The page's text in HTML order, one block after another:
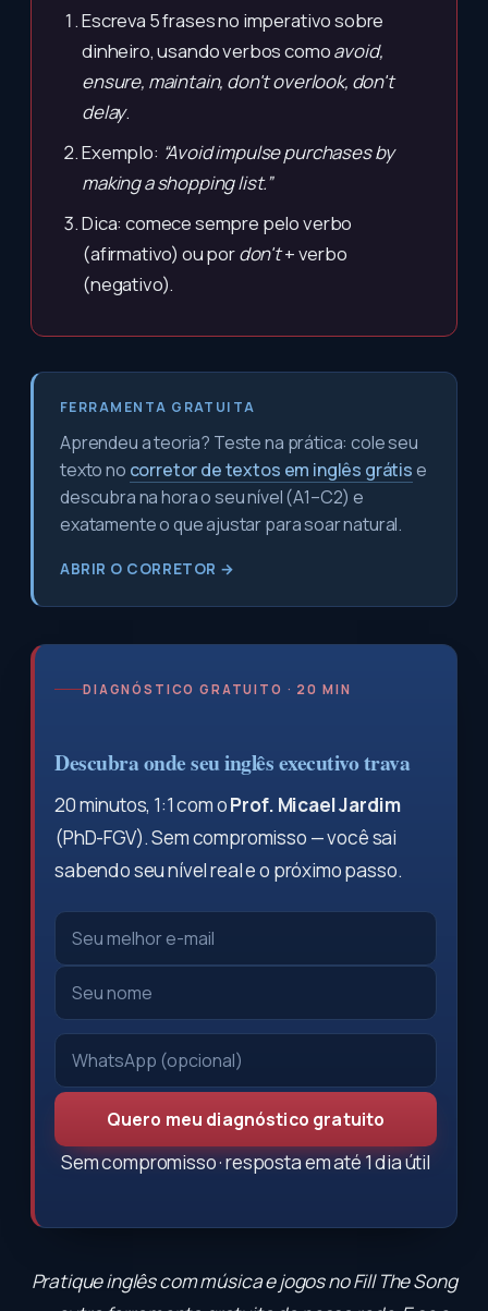
Escreva 5 frases no imperativo sobre
dinheiro, usando verbos comoavoid,
ensure, maintain, don't overlook, don't
delay.
Exemplo: “Avoid impulse purchases by
making a shopping list.”
Dica: comece sempre pelo verbo
(afirmativo) ou pordon't+ verbo
(negativo).
FERRAMENTA GRATUITA
Aprendeu a teoria? Teste na prática: cole seu
texto no corretor de textos em inglês grátise
descubra na hora o seu nível (A1–C2) e
exatamente o que ajustar para soar natural.
ABRIR O CORRETOR →
DIAGNÓSTICO GRATUITO · 20 MIN
Descubra onde seu inglês executivo trava
20 minutos, 1:1 com oProf. Micael Jardim
(PhD-FGV). Sem compromisso — você sai
sabendo seu nível real e o próximo passo.
Quero meu diagnóstico gratuito
Sem compromisso · resposta em até 1 dia útil
Pratique inglês com música e jogos noFill The Song